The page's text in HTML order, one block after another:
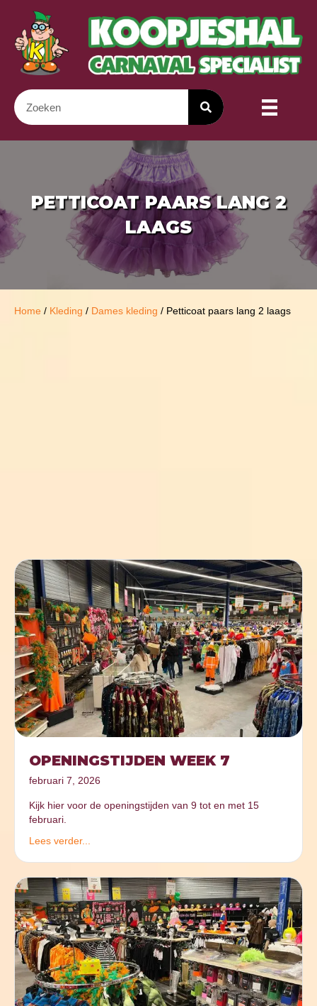
PETTICOAT PAARS LANG 2
LAAGS
Home / Kleding / Dames kleding / Petticoat paars lang 2 laags
OPENINGSTIJDEN WEEK 7
februari 7, 2026
Kijk hier voor de openingstijden van 9 tot en met 15
februari.
Lees verder...